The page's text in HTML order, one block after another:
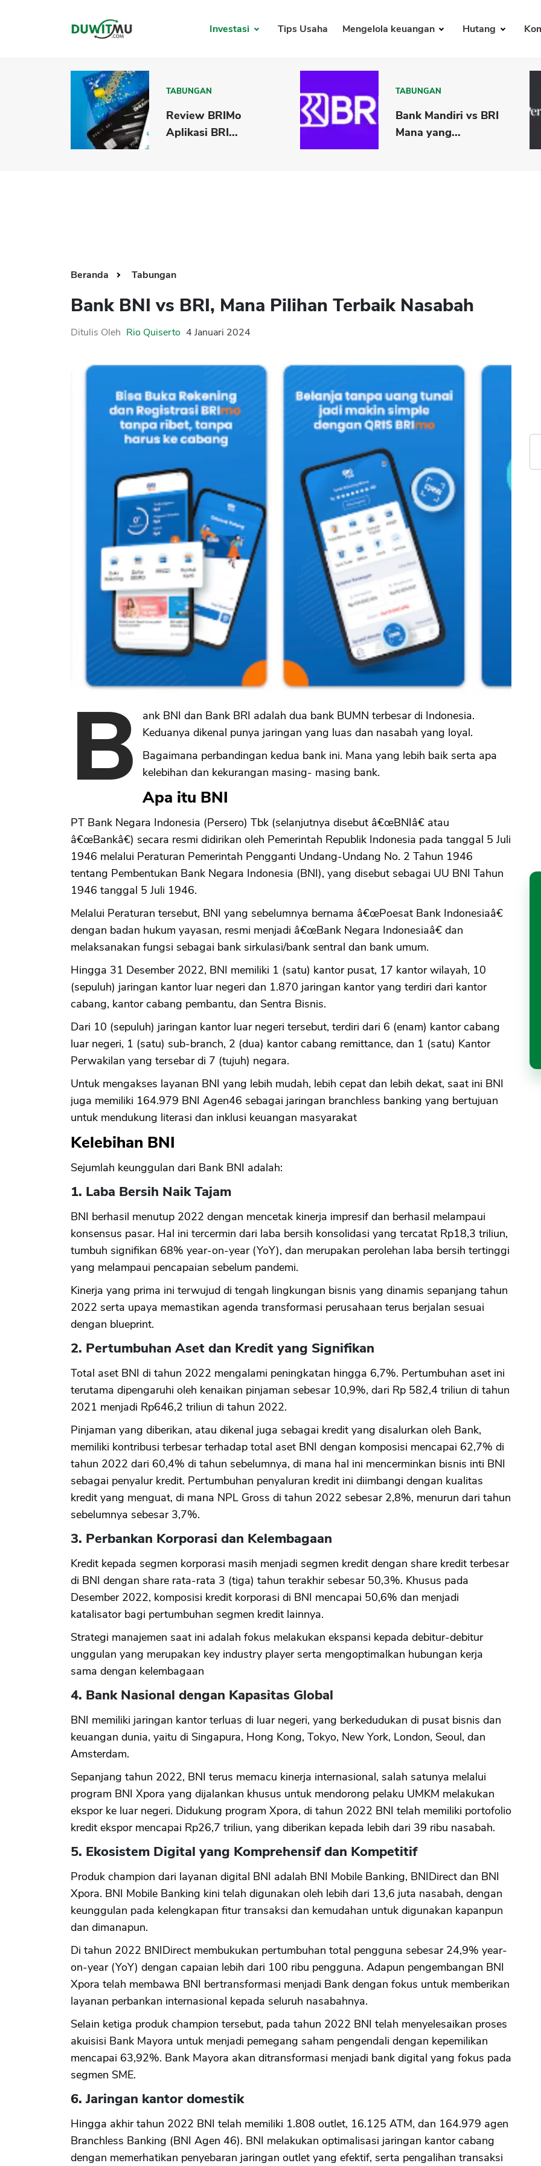
Investasi Tips Usaha Mengelola keuangan Hutang
TABUNGAN
Review BRIMo
Aplikasi BRI...
TABUNGAN
Bank Mandiri vs BRI
Mana yang...
Beranda Tabungan
Bank BNI vs BRI, Mana Pilihan Terbaik Nasabah
Ditulis Oleh Rio Quiserto 4 Januari 2024
B
ank BNI dan Bank BRI adalah dua bank BUMN terbesar di Indonesia.
Keduanya dikenal punya jaringan yang luas dan nasabah yang loyal.
Bagaimana perbandingan kedua bank ini. Mana yang lebih baik serta apa
kelebihan dan kekurangan masing- masing bank.
Apa itu BNI
PT Bank Negara Indonesia (Persero) Tbk (selanjutnya disebut â€œBNIâ€ atau
â€œBankâ€) secara resmi didirikan oleh Pemerintah Republik Indonesia pada tanggal 5 Juli
1946 melalui Peraturan Pemerintah Pengganti Undang-Undang No. 2 Tahun 1946
tentang Pembentukan Bank Negara Indonesia (BNI), yang disebut sebagai UU BNI Tahun
1946 tanggal 5 Juli 1946.
Melalui Peraturan tersebut, BNI yang sebelumnya bernama â€œPoesat Bank Indonesiaâ€
dengan badan hukum yayasan, resmi menjadi â€œBank Negara Indonesiaâ€ dan
melaksanakan fungsi sebagai bank sirkulasi/bank sentral dan bank umum.
Hingga 31 Desember 2022, BNI memiliki 1 (satu) kantor pusat, 17 kantor wilayah, 10
(sepuluh) jaringan kantor luar negeri dan 1.870 jaringan kantor yang terdiri dari kantor
cabang, kantor cabang pembantu, dan Sentra Bisnis.
Dari 10 (sepuluh) jaringan kantor luar negeri tersebut, terdiri dari 6 (enam) kantor cabang
luar negeri, 1 (satu) sub-branch, 2 (dua) kantor cabang remittance, dan 1 (satu) Kantor
Perwakilan yang tersebar di 7 (tujuh) negara.
Untuk mengakses layanan BNI yang lebih mudah, lebih cepat dan lebih dekat, saat ini BNI
juga memiliki 164.979 BNI Agen46 sebagai jaringan branchless banking yang bertujuan
untuk mendukung literasi dan inklusi keuangan masyarakat
Kelebihan BNI
Sejumlah keunggulan dari Bank BNI adalah:
1. Laba Bersih Naik Tajam
BNI berhasil menutup 2022 dengan mencetak kinerja impresif dan berhasil melampaui
konsensus pasar. Hal ini tercermin dari laba bersih konsolidasi yang tercatat Rp18,3 triliun,
tumbuh signifikan 68% year-on-year (YoY), dan merupakan perolehan laba bersih tertinggi
yang melampaui pencapaian sebelum pandemi.
Kinerja yang prima ini terwujud di tengah lingkungan bisnis yang dinamis sepanjang tahun
2022 serta upaya memastikan agenda transformasi perusahaan terus berjalan sesuai
dengan blueprint.
2. Pertumbuhan Aset dan Kredit yang Signifikan
Total aset BNI di tahun 2022 mengalami peningkatan hingga 6,7%. Pertumbuhan aset ini
terutama dipengaruhi oleh kenaikan pinjaman sebesar 10,9%, dari Rp 582,4 triliun di tahun
2021 menjadi Rp646,2 triliun di tahun 2022.
Pinjaman yang diberikan, atau dikenal juga sebagai kredit yang disalurkan oleh Bank,
memiliki kontribusi terbesar terhadap total aset BNI dengan komposisi mencapai 62,7% di
tahun 2022 dari 60,4% di tahun sebelumnya, di mana hal ini mencerminkan bisnis inti BNI
sebagai penyalur kredit. Pertumbuhan penyaluran kredit ini diimbangi dengan kualitas
kredit yang menguat, di mana NPL Gross di tahun 2022 sebesar 2,8%, menurun dari tahun
sebelumnya sebesar 3,7%.
3. Perbankan Korporasi dan Kelembagaan
Kredit kepada segmen korporasi masih menjadi segmen kredit dengan share kredit terbesar
di BNI dengan share rata-rata 3 (tiga) tahun terakhir sebesar 50,3%. Khusus pada
Desember 2022, komposisi kredit korporasi di BNI mencapai 50,6% dan menjadi
katalisator bagi pertumbuhan segmen kredit lainnya.
Strategi manajemen saat ini adalah fokus melakukan ekspansi kepada debitur-debitur
unggulan yang merupakan key industry player serta mengoptimalkan hubungan kerja
sama dengan kelembagaan
4. Bank Nasional dengan Kapasitas Global
BNI memiliki jaringan kantor terluas di luar negeri, yang berkedudukan di pusat bisnis dan
keuangan dunia, yaitu di Singapura, Hong Kong, Tokyo, New York, London, Seoul, dan
Amsterdam.
Sepanjang tahun 2022, BNI terus memacu kinerja internasional, salah satunya melalui
program BNI Xpora yang dijalankan khusus untuk mendorong pelaku UMKM melakukan
ekspor ke luar negeri. Didukung program Xpora, di tahun 2022 BNI telah memiliki portofolio
kredit ekspor mencapai Rp26,7 triliun, yang diberikan kepada lebih dari 39 ribu nasabah.
5. Ekosistem Digital yang Komprehensif dan Kompetitif
Produk champion dari layanan digital BNI adalah BNI Mobile Banking, BNIDirect dan BNI
Xpora. BNI Mobile Banking kini telah digunakan oleh lebih dari 13,6 juta nasabah, dengan
keunggulan pada kelengkapan fitur transaksi dan kemudahan untuk digunakan kapanpun
dan dimanapun.
Di tahun 2022 BNIDirect membukukan pertumbuhan total pengguna sebesar 24,9% year-
on-year (YoY) dengan capaian lebih dari 100 ribu pengguna. Adapun pengembangan BNI
Xpora telah membawa BNI bertransformasi menjadi Bank dengan fokus untuk memberikan
layanan perbankan internasional kepada seluruh nasabahnya.
Selain ketiga produk champion tersebut, pada tahun 2022 BNI telah menyelesaikan proses
akuisisi Bank Mayora untuk menjadi pemegang saham pengendali dengan kepemilikan
mencapai 63,92%. Bank Mayora akan ditransformasi menjadi bank digital yang fokus pada
segmen SME.
6. Jaringan kantor domestik
Hingga akhir tahun 2022 BNI telah memiliki 1.808 outlet, 16.125 ATM, dan 164.979 agen
Branchless Banking (BNI Agen 46). BNI melakukan optimalisasi jaringan kantor cabang
dengan memerhatikan penyebaran jaringan outlet yang efektif, serta pengalihan transaksi
OK
CANCEL